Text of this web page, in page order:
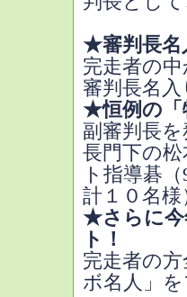
★審判長名
完走者の
審判長名
★恒例の「
副審判長
長門下の
ト指導碁
計１０名
★さらに今
ト！
完走者の
ボ名人」